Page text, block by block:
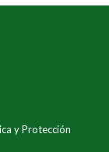
y Protección